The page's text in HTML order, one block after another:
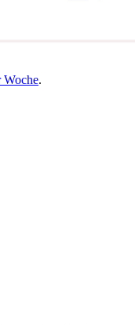
Woche.